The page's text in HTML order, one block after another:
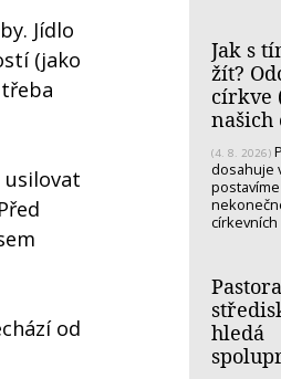
Jídlo
(jako
usilovat
od
Jak s
žít?
církve
našich
(4. 8. 2026)
dosahuje
hledá